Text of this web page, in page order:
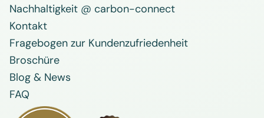
Nachhaltigkeit @ carbon-connect
Kontakt
Fragebogen zur Kundenzufriedenheit
Broschüre
Blog & News
FAQ